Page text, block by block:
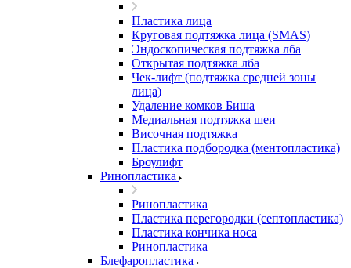
Пластика лица
Круговая подтяжка лица (SMAS)
Эндоскопическая подтяжка лба
Открытая подтяжка лба
Чек-лифт (подтяжка средней зоны
лица)
Удаление комков Биша
Медиальная подтяжка шеи
Височная подтяжка
Пластика подбородка (ментопластика)
Броулифт
Ринопластика
Ринопластика
Пластика перегородки (септопластика)
Пластика кончика носа
Ринопластика
Блефаропластика